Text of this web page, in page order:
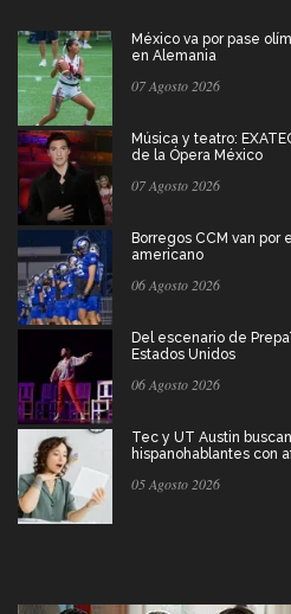
México va por pase
en Alemania
07 Agosto 2026
Música y teatro:
de la Ópera México
07 Agosto 2026
Borregos CCM van
americano
06 Agosto 2026
Del escenario de
Estados Unidos
06 Agosto 2026
Tec y UT Austin
hispanohablantes con
05 Agosto 2026